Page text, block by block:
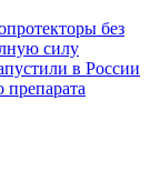
без
силу
в России